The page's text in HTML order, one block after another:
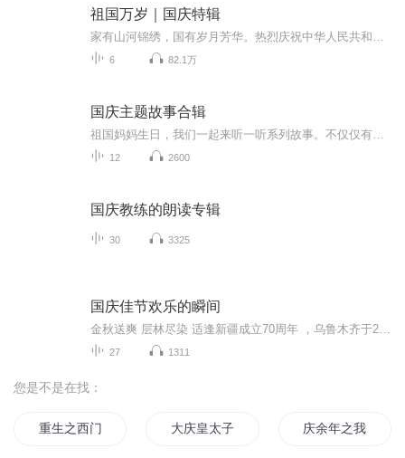
祖国万岁｜国庆特辑
6 82.1万
国庆主题故事合辑
12 2600
国庆教练的朗读专辑
30 3325
国庆佳节欢乐的瞬间
27 1311
您是不是在找：
重生之西门庆 大庆皇太子 庆余年之我叫王